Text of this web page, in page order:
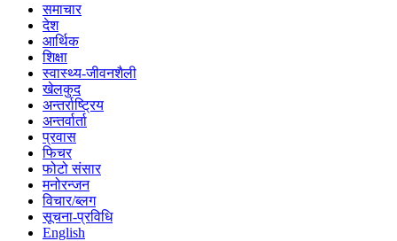
समाचार
देश
आर्थिक
शिक्षा
स्वास्थ्य-जीवनशैली
खेलकुद
अन्तर्राष्ट्रिय
अन्तर्वार्ता
प्रवास
फिचर
फोटो संसार
मनोरन्जन
विचार/ब्लग
सूचना-प्रविधि
English